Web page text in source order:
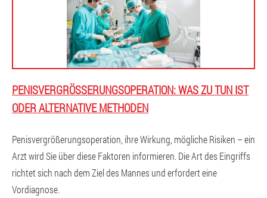
PENISVERGRÖSSERUNGSOPERATION: WAS ZU TUN IST O
DER ALTERNATIVE METHODEN
Penisvergrößerungsoperation, ihre Wirkung, mögliche Risiken – ein
Arzt wird Sie über diese Faktoren informieren. Die Art des Eingriffs
richtet sich nach dem Ziel des Mannes und erfordert eine
Vordiagnose.